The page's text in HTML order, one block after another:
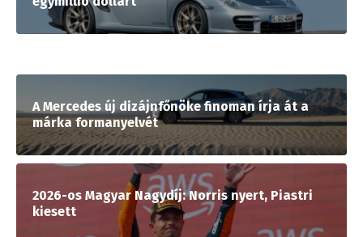
A Mercedes új dizájnfőnöke finoman írja át a
márka formanyelvét
2026-os Magyar Nagydíj: Norris nyert, Piastri
kiesett